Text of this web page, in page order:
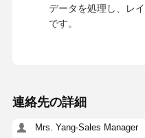
データを処理し、レ
です。
連絡先の詳細
Mrs. Yang-Sales Manager